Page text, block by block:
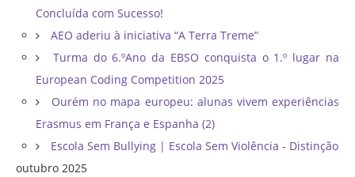
Concluída com Sucesso!
AEO aderiu à iniciativa “A Terra Treme”
Turma do 6.ºAno da EBSO conquista o 1.º lugar na
European Coding Competition 2025
Ourém no mapa europeu: alunas vivem experiências
Erasmus em França e Espanha (2)
Escola Sem Bullying | Escola Sem Violência - Distinção
outubro 2025